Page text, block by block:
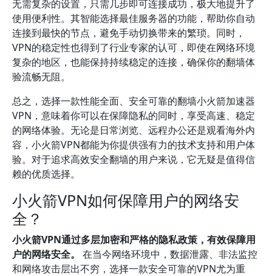
无需复杂的设置，只需几步即可连接成功，极大地提升了
使用便利性。其智能选择最佳服务器的功能，帮助你自动
连接到最快的节点，避免手动切换带来的繁琐。同时，
VPN的稳定性也得到了行业专家的认可，即使在网络环境
复杂的地区，也能保持持续稳定的连接，确保你的翻墙体
验流畅无阻。
总之，选择一款性能全面、安全可靠的翻墙小火箭加速器
VPN，意味着你可以在保障隐私的同时，享受高速、稳定
的网络体验。无论是日常浏览、远程办公还是观看海外内
容，小火箭VPN都能为你提供强有力的技术支持和用户体
验。对于追求高效安全翻墙的用户来说，它无疑是值得信
赖的优质选择。
小火箭VPN如何保障用户的网络安
全？
小火箭VPN通过多层加密和严格的隐私政策，有效保障用
户的网络安全。
在当今网络环境中，数据泄露、非法监控
和网络攻击层出不穷，选择一款安全可靠的VPN尤为重